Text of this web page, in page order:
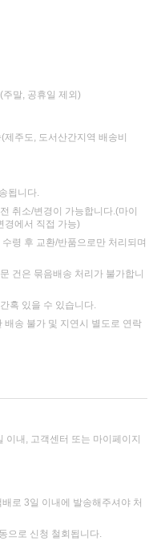
말, 공휴일 제외)
주도, 도서산간지역 배송비
됩니다.
취소/변경이 가능합니다.(마이
경에서 직접 가능)
령 후 교환/반품으로만 처리되며
건은 묶음배송 처리가 불가합니
혹 있을 수 있습니다.
배송 불가 및 지연시 별도로 연락
이내, 고객센터 또는 마이페이지
로 3일 이내에 발송해주셔야 처
으로 신청 철회됩니다.